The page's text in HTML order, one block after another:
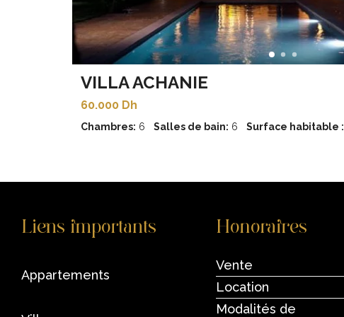
VILLA ACHANIE
60.000 Dh
Chambres: 6 Salles de bain: 6 Surface habitable :
Liens importants
appartements
Honoraires
Vente
Location
Modalités de